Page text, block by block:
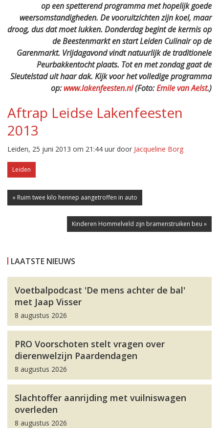
op een spetterend programma met hopelijk goede
weersomstandigheden. De vooruitzichten zijn koel, maar
droog, dus dat moet lukken. Donderdag begint de kermis op
de Beestenmarkt en start Leiden Culinair op de
Garenmarkt. Vrijdagavond vindt natuurlijk de traditionele
Peurbakkentocht plaats. Tot en met zondag gaat de
Sleutelstad uit haar dak. Kijk voor het volledige programma
op:www.lakenfeesten.nl(Foto:Emile van Aelst.)
Aftrap Leidse Lakenfeesten
2013
Leiden, 25 juni 2013 om 21:44 uur door Jacqueline Borg
Leiden
« Ruim twee kilo hennep aangetroffen in auto
Kinderen Hommelveld zijn bramenstruiken beu »
LAATSTE NIEUWS
Voetbalpodcast 'De mens achter de bal'
met Jaap Visser
8 augustus 2026
PRO Voorschoten stelt vragen over
dierenwelzijn Paardendagen
8 augustus 2026
Slachtoffer aanrijding met vuilniswagen
overleden
8 augustus 2026